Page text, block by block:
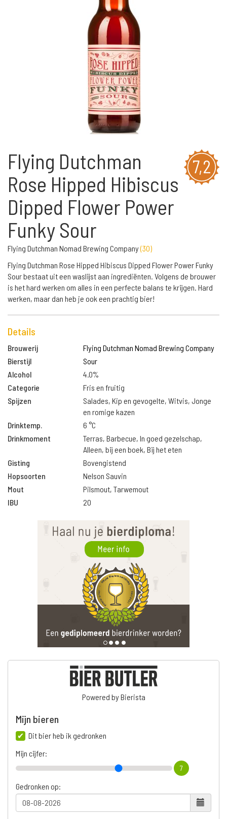
7,2
Flying Dutchman
Rose Hipped Hibiscus
Dipped Flower Power
Funky Sour
Flying Dutchman Nomad Brewing Company(30)
Flying Dutchman Rose Hipped Hibiscus Dipped Flower Power Funky
Sour bestaat uit een waslijst aan ingrediënten. Volgens de brouwer
is het hard werken om alles in een perfecte balans te krijgen. Hard
werken, maar dan heb je ook een prachtig bier!
Details
Brouwerij
Flying Dutchman Nomad Brewing Company
Bierstijl
Sour
Alcohol
4.0%
Categorie
Fris en fruitig
Spijzen
Salades, Kip en gevogelte, Witvis, Jonge
en romige kazen
Drinktemp.
6 °C
Drinkmoment
Terras, Barbecue, In goed gezelschap,
Alleen, bij een boek, Bij het eten
Gisting
Bovengistend
Hopsoorten
Nelson Sauvin
Mout
Pilsmout, Tarwemout
IBU
20
Powered by Bierista
Mijn bieren
Dit bier heb ik gedronken
Mijn cijfer:
7
Gedronken op: